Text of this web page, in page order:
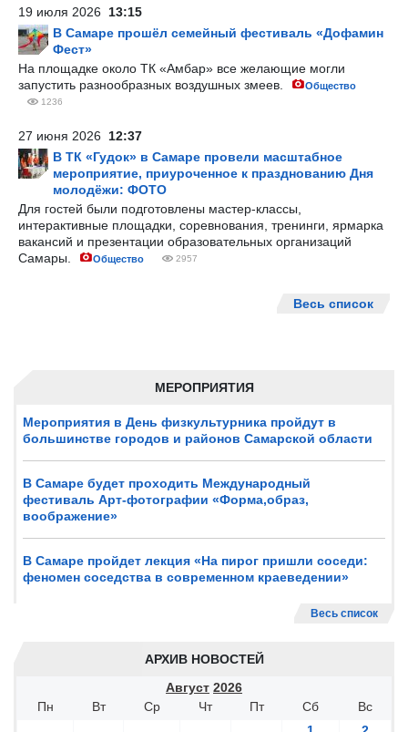
МЕРОПРИЯТИЯ
Мероприятия в День физкультурника пройдут в
большинстве городов и районов Самарской области
В Самаре будет проходить Международный
фестиваль Арт-фотографии «Форма,образ,
воображение»
В Самаре пройдет лекция «На пирог пришли соседи:
феномен соседства в современном краеведении»
Весь список
АРХИВ НОВОСТЕЙ
Август 2026
Пн
Вт Ср Чт Пт Сб
Вс
19 июля 2026 13:15
В Самаре прошёл семейный фестиваль «Дофамин
Фест»
На площадке около ТК «Амбар» все желающие могли
запустить разнообразных воздушных змеев.
Общество
1236
27 июня 2026 12:37
В ТК «Гудок» в Самаре провели масштабное
мероприятие, приуроченное к празднованию Дня
молодёжи: ФОТО
Для гостей были подготовлены мастер-классы,
интерактивные площадки, соревнования, тренинги, ярмарка
вакансий и презентации образовательных организаций
Самары.
Общество 2957
Весь список